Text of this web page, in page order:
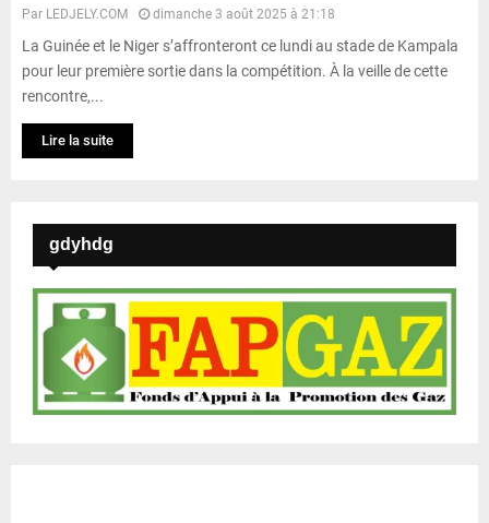
Par LEDJELY.COM dimanche 3 août 2025 à 21:18
La Guinée et le Niger s’affronteront ce lundi au stade de Kampala
pour leur première sortie dans la compétition. À la veille de cette
rencontre,...
Lire la suite
gdyhdg